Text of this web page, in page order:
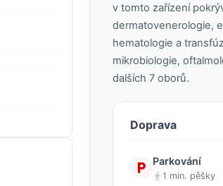
v tomto zařízení
dermatovenerologie,
hematologie a
mikrobiologie,
dalších 7 oborů.
Doprava
Parkování
1 min. pěšky